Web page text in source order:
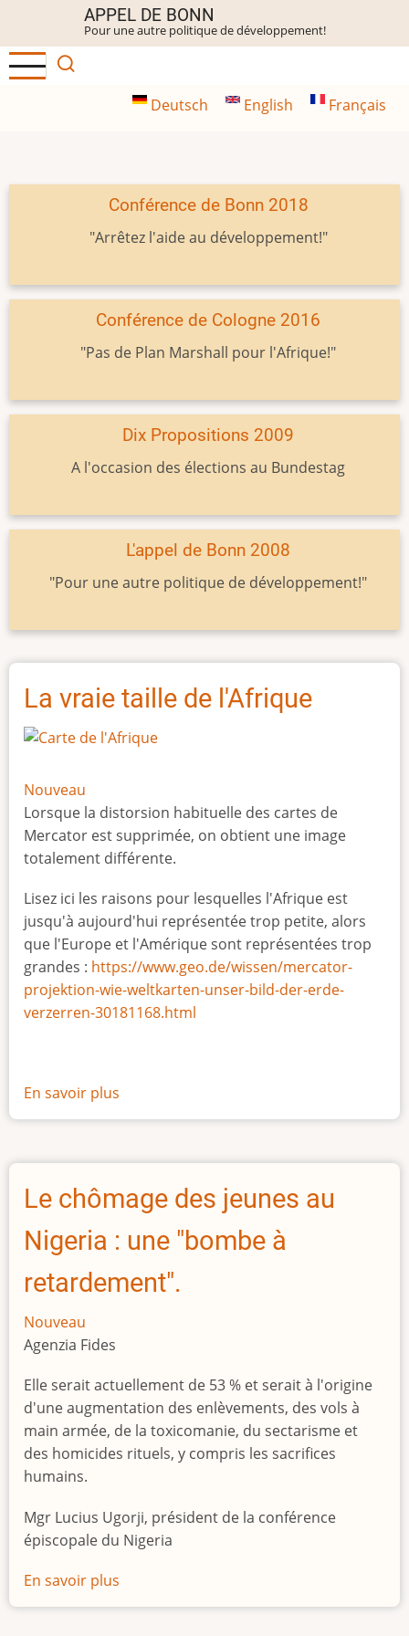
contenu
principal
APPEL DE BONN
Pour une autre politique de développement!
Deutsch English Français
Conférence de Bonn 2018
"Arrêtez l'aide au développement!"
Conférence de Cologne 2016
"Pas de Plan Marshall pour l'Afrique!"
Dix Propositions 2009
A l'occasion des élections au Bundestag
L'appel de Bonn 2008
"Pour une autre politique de développement!"
La vraie taille de l'Afrique
Nouveau
Lorsque la distorsion habituelle des cartes de
Mercator est supprimée, on obtient une image
totalement différente.
Lisez ici les raisons pour lesquelles l'Afrique est
jusqu'à aujourd'hui représentée trop petite, alors
que l'Europe et l'Amérique sont représentées trop
grandes : https://www.geo.de/wissen/mercator-
projektion-wie-weltkarten-unser-bild-der-erde-
verzerren-30181168.html
En savoir plus
La
taille
l'Afrique
Le chômage des jeunes au
Nigeria : une "bombe à
retardement".
Nouveau
Agenzia Fides
Elle serait actuellement de 53 % et serait à l'origine
d'une augmentation des enlèvements, des vols à
main armée, de la toxicomanie, du sectarisme et
des homicides rituels, y compris les sacrifices
humains.
Mgr Lucius Ugorji, président de la conférence
épiscopale du Nigeria
En savoir plus
Le